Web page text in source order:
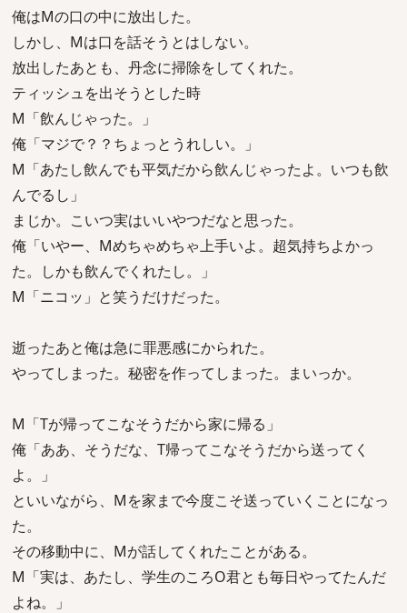
俺はMの口の中に放出した。
しかし、Mは口を話そうとはしない。
放出したあとも、丹念に掃除をしてくれた。
ティッシュを出そうとした時
M「飲んじゃった。」
俺「マジで？？ちょっとうれしい。」
M「あたし飲んでも平気だから飲んじゃったよ。いつも飲
んでるし」
まじか。こいつ実はいいやつだなと思った。
俺「いやー、Mめちゃめちゃ上手いよ。超気持ちよかっ
た。しかも飲んでくれたし。」
M「ニコッ」と笑うだけだった。
逝ったあと俺は急に罪悪感にかられた。
やってしまった。秘密を作ってしまった。まいっか。
M「Tが帰ってこなそうだから家に帰る」
俺「ああ、そうだな、T帰ってこなそうだから送ってく
よ。」
といいながら、Mを家まで今度こそ送っていくことになっ
た。
その移動中に、Mが話してくれたことがある。
M「実は、あたし、学生のころO君とも毎日やってたんだ
よね。」